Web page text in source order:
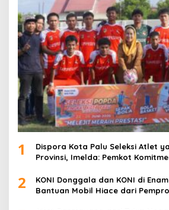
1
Dispora Kota Palu Seleksi Atlet
Provinsi, Imelda: Pemkot
2
KONI Donggala dan KONI di
Bantuan Mobil Hiace dari